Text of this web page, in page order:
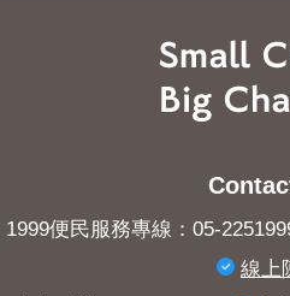
1999便民服務專線：05-
線上